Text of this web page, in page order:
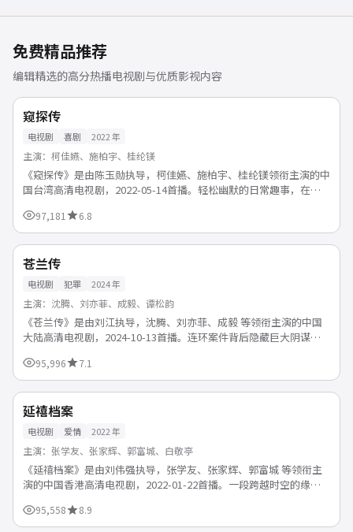
免费精品推荐
编辑精选的高分热播电视剧与优质影视内容
中国
窥探传
电视剧 喜剧 2022年
主演： 柯佳嬿、施柏宇、桂纶镁
《窥探传》是由陈玉勋执导，柯佳嬿、施柏宇、桂纶镁领衔主演的中
国台湾高清电视剧，2022-05-14首播。轻松幽默的日常趣事，在笑
97,181 6.8
中国
苍兰传
电视剧 犯罪 2024年
主演： 沈腾、刘亦菲、成毅、谭松韵
《苍兰传》是由刘江执导，沈腾、刘亦菲、成毅 等领衔主演的中国
大陆高清电视剧，2024-10-13首播。连环案件背后隐藏巨大阴谋，
95,996 7.1
中国
延禧档案
电视剧 爱情 2022年
主演： 张学友、张家辉、郭富城、白敬亭
《延禧档案》是由刘伟强执导，张学友、张家辉、郭富城 等领衔主
演的中国香港高清电视剧，2022-01-22首播。一段跨越时空的缘
95,558 8.9
39分钟/集